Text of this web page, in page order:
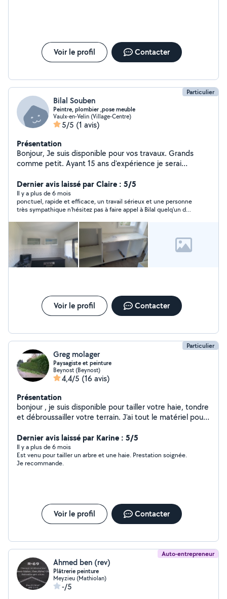
Voir le profil Contacter
Particulier
Bilal Souben
Peintre, plombier ,pose meuble
Vaulx-en-Velin (Village-Centre)
5/5 (1 avis)
Présentation
Bonjour, Je suis disponible pour vos travaux. Grands
comme petit. Ayant 15 ans d'expérience je serai
, de la tapisserie, toile de verre , montage de meubles,
pose de cuisine , découpe de plan de travail , pose de
tringles de rideaux , pose de meubles de salle de bain
et pleins d'autres encore. N'hésitez pas à me contacter
en cas de besoin.
Dernier avis laissé par Claire : 5/5
Il y a plus de 6 mois
ponctuel, rapide et efficace, un travail sérieux et une personne
très sympathique n'hésitez pas à faire appel à Bilal quelq'un de
Voir le profil Contacter
Particulier
Greg molager
Paysagiste et peinture
Beynost (Beynost)
4,4/5 (16 avis)
Présentation
bonjour , je suis disponible pour tailler votre haie, tondre
et débroussailler votre terrain. J'ai tout le matériel pour
Dernier avis laissé par Karine : 5/5
Il y a plus de 6 mois
Est venu pour tailler un arbre et une haie. Prestation soignée.
Je recommande.
Voir le profil Contacter
Auto-entrepreneur
Ahmed ben (rev)
Plâtrerie peinture
Meyzieu (Mathiolan)
-/5